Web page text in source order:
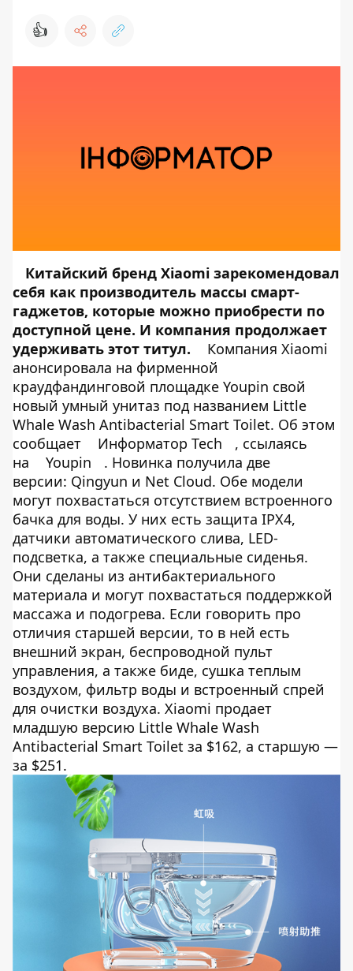
👍
Китайский бренд Xiaomi зарекомендовал
себя как производитель массы смарт-
гаджетов, которые можно приобрести по
доступной цене. И компания продолжает
удерживать этот титул.
Компания Xiaomi
анонсировала на фирменной
краудфандинговой площадке Youpin свой
новый умный унитаз под названием Little
Whale Wash Antibacterial Smart Toilet. Об этом
сообщает
Информатор Tech
, ссылаясь
на
Youpin
. Новинка получила две
версии: Qingyun и Net Cloud. Обе модели
могут похвастаться отсутствием встроенного
бачка для воды. У них есть защита IPX4,
датчики автоматического слива, LED-
подсветка, а также специальные сиденья.
Они сделаны из антибактериального
материала и могут похвастаться поддержкой
массажа и подогрева. Если говорить про
отличия старшей версии, то в ней есть
внешний экран, беспроводной пульт
управления, а также биде, сушка теплым
воздухом, фильтр воды и встроенный спрей
для очистки воздуха. Xiaomi продает
младшую версию Little Whale Wash
Antibacterial Smart Toilet за $162, а старшую —
за $251.